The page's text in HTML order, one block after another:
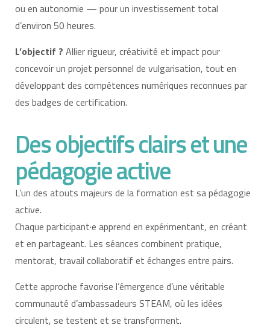
ou en autonomie — pour un investissement total
d’environ 50 heures.
L’objectif ? Allier rigueur, créativité et impact pour
concevoir un projet personnel de vulgarisation, tout en
développant des compétences numériques reconnues par
des badges de certification.
Des objectifs clairs et une
pédagogie active
L’un des atouts majeurs de la formation est sa pédagogie
active.
Chaque participant·e apprend en expérimentant, en créant
et en partageant. Les séances combinent pratique,
mentorat, travail collaboratif et échanges entre pairs.
Cette approche favorise l’émergence d’une véritable
communauté d’ambassadeurs STEAM, où les idées
circulent, se testent et se transforment.